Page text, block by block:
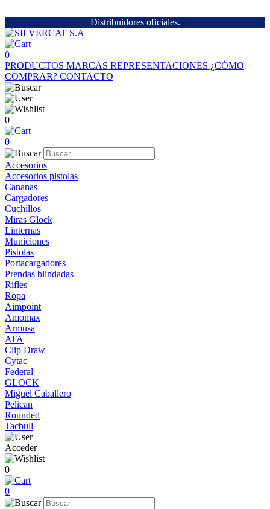
Distribuidores oficiales.
0
PRODUCTOS MARCAS REPRESENTACIONES ¿CÓMO
COMPRAR? CONTACTO
0
0
Accesorios
Accesorios pistolas
Cananas
Cargadores
Cuchillos
Miras Glock
Linternas
Municiones
Pistolas
Portacargadores
Prendas blindadas
Rifles
Ropa
Aimpoint
Amomax
Armusa
ATA
Clip Draw
Cytac
Federal
GLOCK
Miguel Caballero
Pelican
Rounded
Tacbull
Acceder
0
0